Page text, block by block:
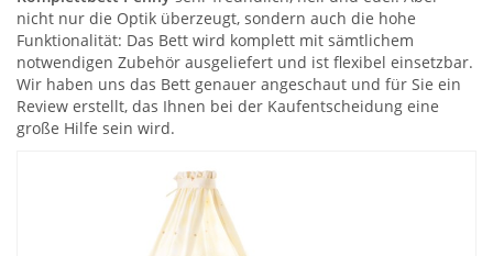
nicht nur die Optik überzeugt, sondern auch die hohe
Funktionalität: Das Bett wird komplett mit sämtlichem
notwendigen Zubehör ausgeliefert und ist flexibel einsetzbar.
Wir haben uns das Bett genauer angeschaut und für Sie ein
Review erstellt, das Ihnen bei der Kaufentscheidung eine
große Hilfe sein wird.